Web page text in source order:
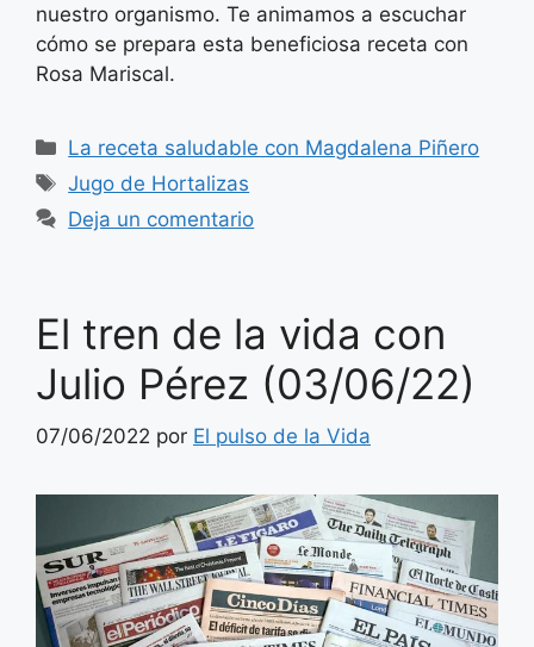
nuestro organismo. Te animamos a escuchar
cómo se prepara esta beneficiosa receta con
Rosa Mariscal.
Categorías
La receta saludable con Magdalena Piñero
Etiquetas
Jugo de Hortalizas
Deja un comentario
El tren de la vida con
Julio Pérez (03/06/22)
07/06/2022 por El pulso de la Vida